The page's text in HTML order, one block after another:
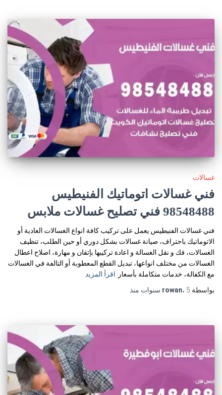
غسالات
فني غسالات اتوماتيك الفنيطيس
98548488 فني تصليح غسالات ملابس
فني غسالات الفنيطيس يعمل على تركيب كافة انواع الغسالات العادية أو
الاتوماتيك باحتراف، صيانة غسالات بشكل دوري أو حين الطلب، تنظيف
الغسالات، فك و نقل الغسالة و اعادة تركيبها بإتقان و مهارة، اصلاح اعطال
الغسالات من مختلف انواعها، تبديل القطع المعطوبة أو التالفة في الغسالات
مع الكفالة، خدمات متكاملة بأسعار
اقرأ المزيد
بواسطة
rowan، 5 سنوات منذ